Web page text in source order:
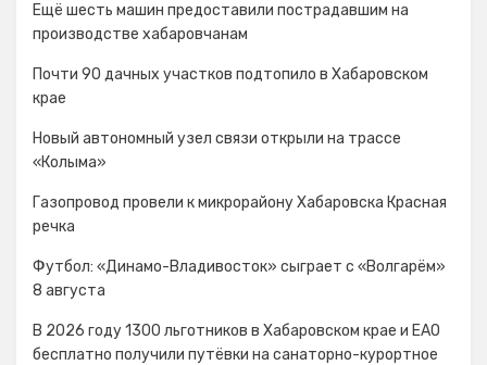
Ещё шесть машин предоставили пострадавшим на
производстве хабаровчанам
Почти 90 дачных участков подтопило в Хабаровском
крае
Новый автономный узел связи открыли на трассе
«Колыма»
Газопровод провели к микрорайону Хабаровска Красная
речка
Футбол: «Динамо-Владивосток» сыграет с «Волгарём»
8 августа
В 2026 году 1300 льготников в Хабаровском крае и ЕАО
бесплатно получили путёвки на санаторно-курортное